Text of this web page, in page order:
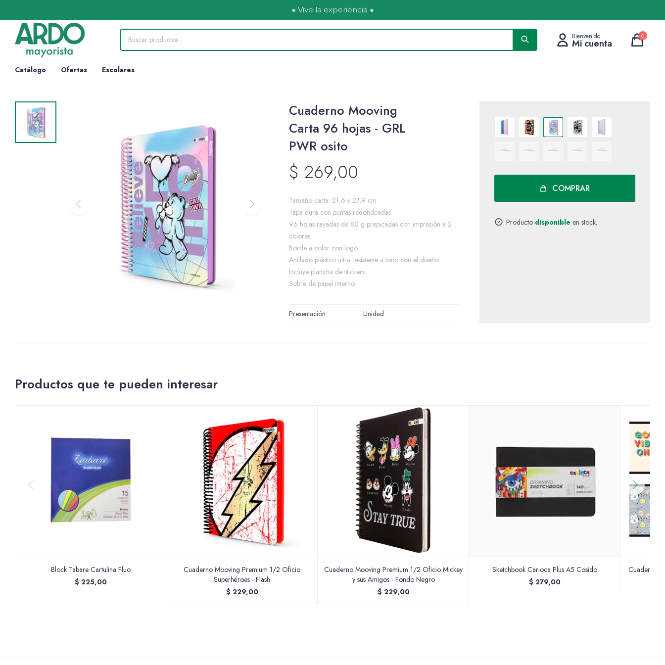
● Vive la experiencia ●
Catálogo Ofertas Escolares
0
Cuaderno Mooving
Carta 96 hojas - GRL
PWR osito
$ 269,00
Tamaño carta: 21,6 x 27,9 cm
Tapa dura con puntas redondeadas
96 hojas rayadas de 80 g prepicadas con impresión a 2
colores
Borde a color con logo
Anillado plástico ultra resistente a tono con el diseño
Incluye plancha de stickers
Sobre de papel interno
Presentación Unidad
COMPRAR
Producto disponible en stock.
Productos que te pueden interesar
Block Tabare Cartulina Fluo
$ 225,00
Cuaderno Mooving Premium 1/2 Oficio
Superhéroes - Flash
$ 229,00
Cuaderno Mooving Premium 1/2 Oficio Mickey
y sus Amigos - Fondo Negro
$ 229,00
Sketchbook Carioca Plus A5 Cosido
$ 279,00
Cuaderno